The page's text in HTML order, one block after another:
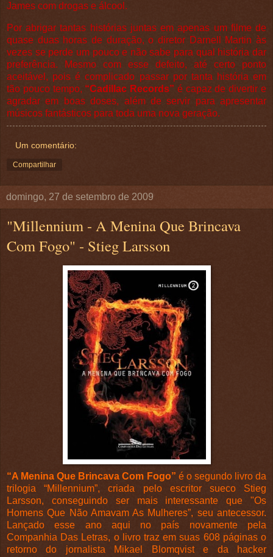
James com drogas e álcool.
Por abrigar tantas histórias juntas em apenas um filme de
quase duas horas de duração, o diretor Darnell Martin às
vezes se perde um pouco e não sabe para qual história dar
preferência. Mesmo com esse defeito, até certo ponto
aceitável, pois é complicado passar por tanta história em
tão pouco tempo, “Cadillac Records” é capaz de divertir e
agradar em boas doses, além de servir para apresentar
músicos fantásticos para toda uma nova geração.
Um comentário:
Compartilhar
domingo, 27 de setembro de 2009
"Millennium - A Menina Que Brincava
Com Fogo" - Stieg Larsson
“A Menina Que Brincava Com Fogo” é o segundo livro da
trilogia “Millennium”, criada pelo escritor sueco Stieg
Larsson, conseguindo ser mais interessante que "Os
Homens Que Não Amavam As Mulheres”, seu antecessor.
Lançado esse ano aqui no país novamente pela
Companhia Das Letras, o livro traz em suas 608 páginas o
retorno do jornalista Mikael Blomqvist e da hacker